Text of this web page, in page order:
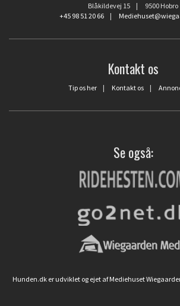
Blåkildevej 15 | 9500 Hobro
+45 98 51 20 66|
Kontakt os
Tip os her | Kontakt os |
Se også:
Hunden.dk er udviklet og ejet af Mediehuset